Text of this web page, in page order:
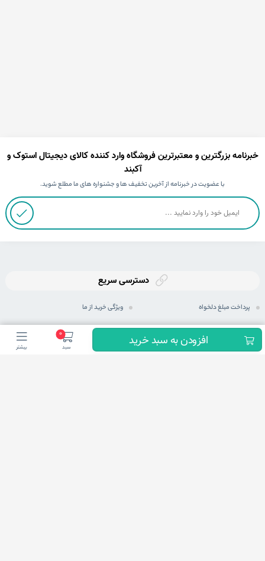
افزودن به سبد خرید 0
سبد بیشتر
خبرنامه بزرگترین و معتبرترین فروشگاه وارد کننده کالای دیجیتال استوک و
آکبند
با عضویت در خبرنامه از آخرین تخفیف ها و جشنواره های ما مطلع شوید.
دسترسی سریع
پرداخت مبلغ دلخواه ویژگی خرید از ما
ثبت سفارش رویه های ارسال سفارش
رویه بازگرداندن کالا شیوه های پرداخت